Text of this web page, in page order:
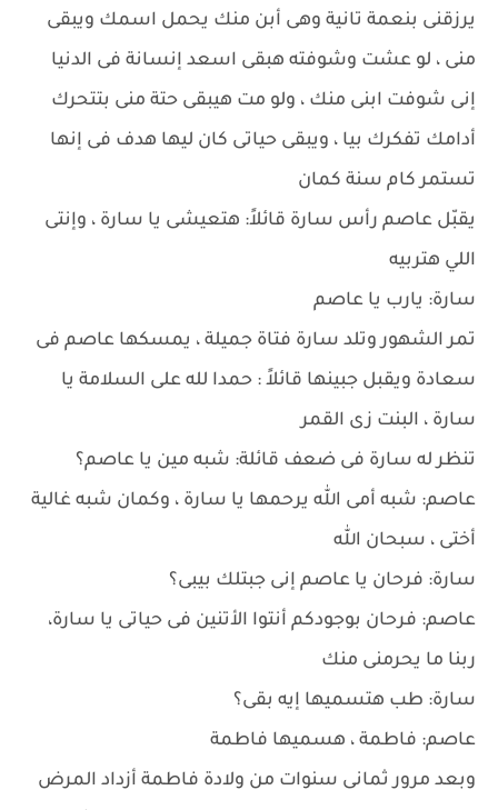
يرزقنى بنعمة تانية وهى أبن منك يحمل اسمك ويبقى
منى ، لو عشت وشوفته هبقى اسعد إنسانة فى الدنيا
إنى شوفت ابنى منك ، ولو مت هيبقى حتة منى بتتحرك
أدامك تفكرك بيا ، ويبقى حياتى كان ليها هدف فى إنها
تستمر كام سنة كمان
يقبّل عاصم رأس سارة قائلاً: هتعيشى يا سارة ، وإنتى
اللي هتربيه
سارة: يارب يا عاصم
تمر الشهور وتلد سارة فتاة جميلة ، يمسكها عاصم فى
سعادة ويقبل جبينها قائلاً : حمدا لله على السلامة يا
سارة ، البنت زى القمر
تنظر له سارة فى ضعف قائلة: شبه مين يا عاصم؟
عاصم: شبه أمى الله يرحمها يا سارة ، وكمان شبه غالية
أختى ، سبحان الله
سارة: فرحان يا عاصم إنى جبتلك بيبى؟
عاصم: فرحان بوجودكم أنتوا الأتنين فى حياتى يا سارة،
ربنا ما يحرمنى منك
سارة: طب هتسميها إيه بقى؟
عاصم: فاطمة ، هسميها فاطمة
وبعد مرور ثمانى سنوات من ولادة فاطمة أزداد المرض